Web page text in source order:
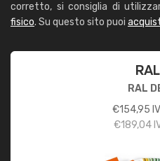
corretto, si consiglia di
fisico. Su questo sito puoi
RAL
€154,95
€189,04